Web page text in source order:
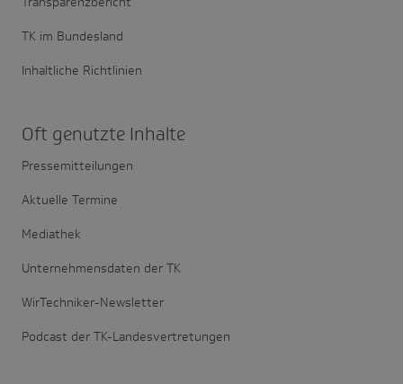
TK im Bundesland
Inhaltliche Richtlinien
Oft genutzte Inhalte
Pressemitteilungen
Aktuelle Termine
Mediathek
Unternehmensdaten der TK
WirTechniker-Newsletter
Podcast der TK-Landesvertretungen